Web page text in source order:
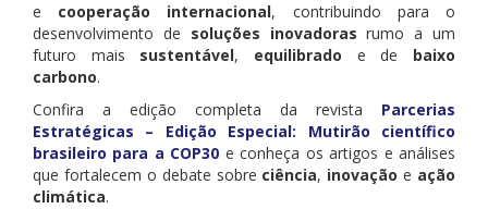
e cooperação internacional, contribuindo para o
desenvolvimento de soluções inovadoras rumo a um
futuro mais sustentável, equilibrado e de baixo
carbono.
Confira a edição completa da revista Parcerias
Estratégicas – Edição Especial: Mutirão científico
brasileiro para a COP30 e conheça os artigos e análises
que fortalecem o debate sobre ciência, inovação e ação
climática.